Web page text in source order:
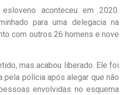
aconteceu em 2020.
para uma delegacia na
com outros 26 homens e nove
mas acabou liberado. Ele foi
pela polícia após alegar que não
envolvidas no esquema